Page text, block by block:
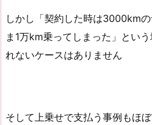
しかし「契約した時は3000km
ま1万km乗ってしまった」とい
れないケースはありません
そして上乗せで支払う事例もほ